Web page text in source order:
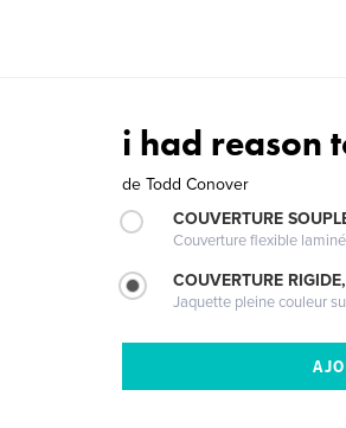
i had reason
de Todd Conover
COUVERTURE
Couverture flexible
COUVERTURE
Jaquette pleine couleur